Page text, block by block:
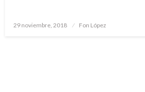
Publicado
29 noviembre, 2018 Fon López